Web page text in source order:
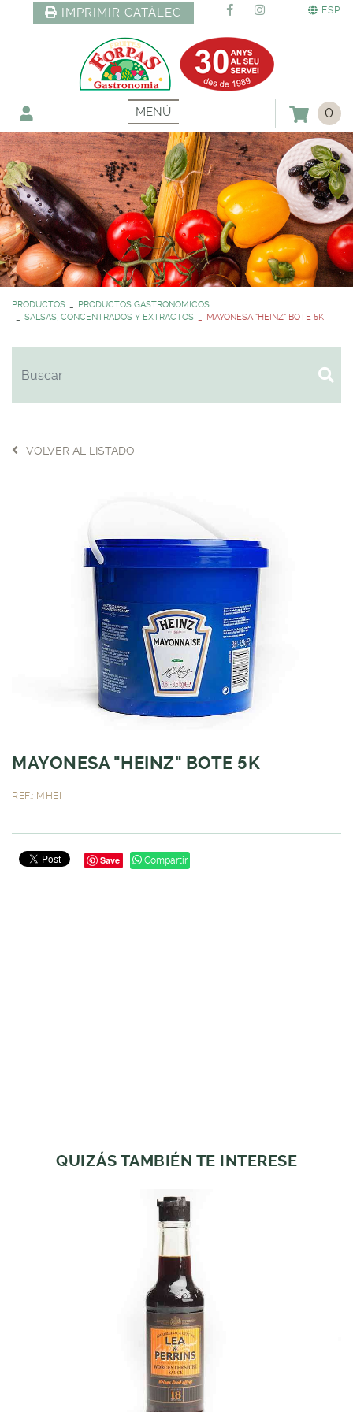
ESP
IMPRIMIR CATÀLEG
MENÚ 0
PRODUCTOS
PRODUCTOS GASTRONOMICOS
SALSAS, CONCENTRADOS Y EXTRACTOS
MAYONESA "HEINZ" BOTE 5K
VOLVER AL LISTADO
MAYONESA "HEINZ" BOTE 5K
REF.: MHEI
Save Compartir
QUIZÁS TAMBIÉN TE INTERESE